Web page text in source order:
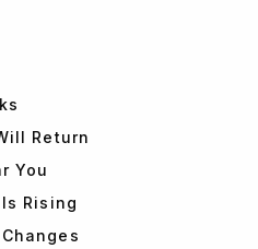
Return
You
Rising